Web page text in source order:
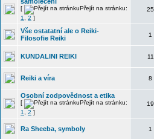
[
Přejít na stránku:
1
2 ]
25
Vše ostatatní ale o Reiki-
Filosofie Reiki
1
KUNDALINI REIKI 11
Reiki a víra 8
Osobní zodpovědnost a etika
[
Přejít na stránku:
1
2 ]
19
Ra Sheeba, symboly 1